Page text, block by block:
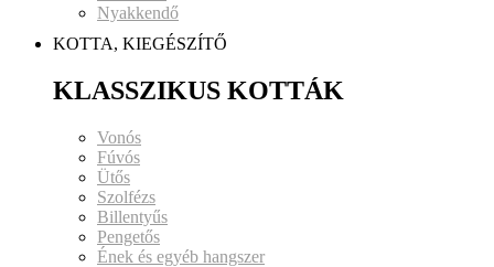
Nyakkendő
KOTTA, KIEGÉSZÍTŐ
KLASSZIKUS KOTTÁK
Vonós
Fúvós
Ütős
Szolfézs
Billentyűs
Pengetős
Ének és egyéb hangszer